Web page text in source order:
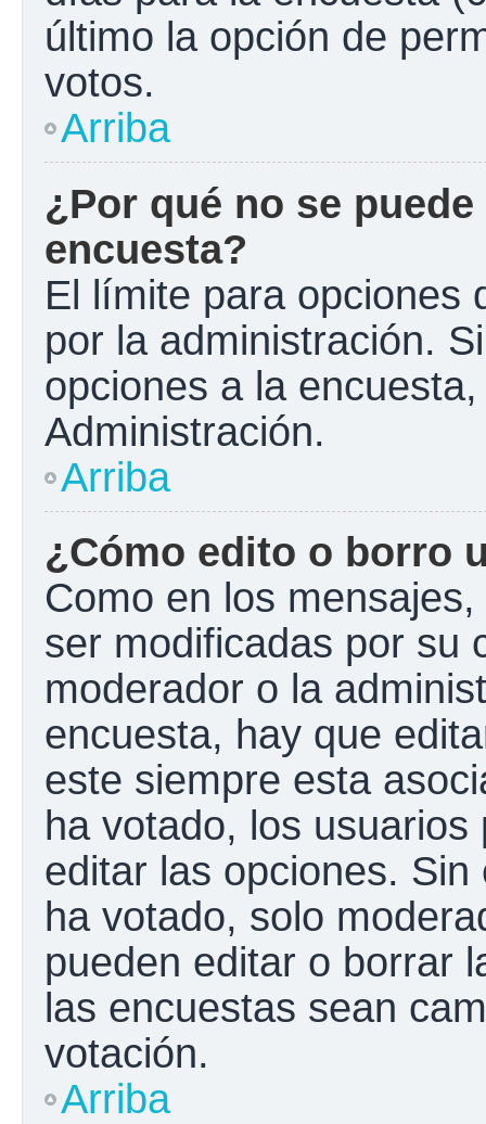
último la opción de
votos.
Arriba
¿Por qué no se
encuesta?
El límite para opciones
por la administración.
opciones a la
Administración.
Arriba
¿Cómo edito o borro
Como en los
ser modificadas por su
moderador o la
encuesta, hay que
este siempre esta
ha votado, los
editar las opciones.
ha votado, solo
pueden editar o borrar
las encuestas sean
votación.
Arriba